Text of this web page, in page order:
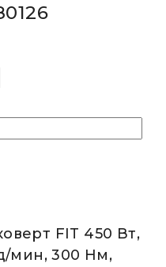
FIT 450 Вт,
мин, 300 Нм,